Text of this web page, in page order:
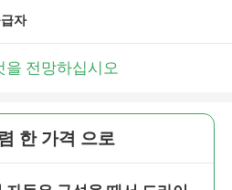
자
을 전망하십시오
한 가격 으로